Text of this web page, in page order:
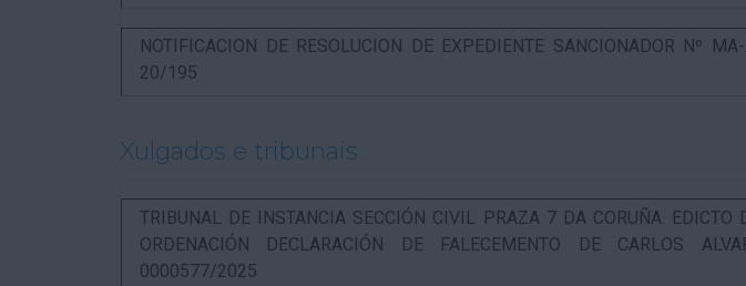
NOTIFICACION DE RESOLUCION DE EXPEDIENTE SANCIONADOR Nº
20/195
Xulgados e tribunais
TRIBUNAL DE INSTANCIA SECCIÓN CIVIL PRAZA 7 DA CORUÑA. EDICTO
ORDENACIÓN DECLARACIÓN DE FALECEMENTO DE CARLOS
0000577/2025